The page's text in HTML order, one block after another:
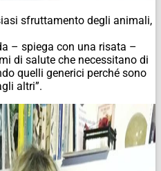
sfruttamento degli animali,
– spiega con una risata –
di salute che necessitano di
quelli generici perché sono
altri”.